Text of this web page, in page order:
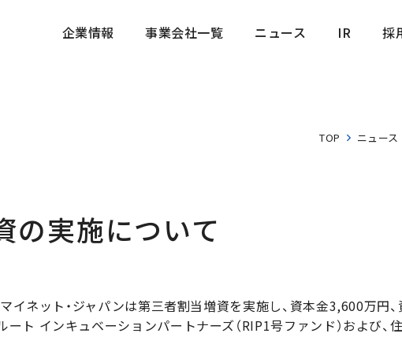
企業情報
事業会社一覧
ニュース
IR
採
TOP ニュース
の実施について
イネット・ジャパンは第三者割当増資を実施し、資本金3,600万円
ート インキュベーションパートナーズ（RIP1号ファンド）および、